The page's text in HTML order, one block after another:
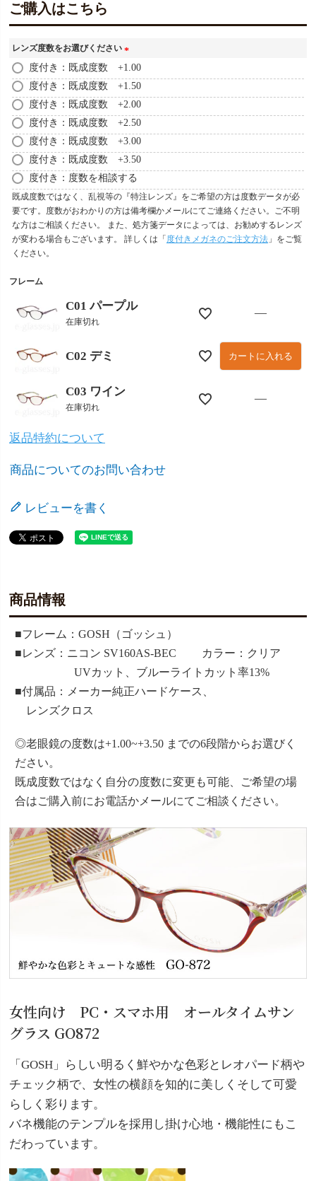
ご購入はこちら
レンズ度数をお選びください
(
必
須
)
度付き：既成度数 +1.00
度付き：既成度数 +1.50
度付き：既成度数 +2.00
度付き：既成度数 +2.50
度付き：既成度数 +3.00
度付き：既成度数 +3.50
度付き：度数を相談する
既成度数ではなく、乱視等の『特注レンズ』をご希望の方は度数データが必
要です。度数がおわかりの方は備考欄かメールにてご連絡ください。ご不明
な方はご相談ください。 また、処方箋データによっては、お勧めするレンズ
が変わる場合もございます。 詳しくは「 度付きメガネのご注文方法 」をご覧
ください。
フレーム
C01 パープル
在庫切れ
—
C02 デミ カートに入れる
C03 ワイン
在庫切れ
—
返品特約について
商品についてのお問い合わせ
レビューを書く
商品情報
■フレーム：GOSH（ゴッシュ）
■レンズ：ニコン SV160AS-BEC カラー：クリア
UVカット、ブルーライトカット率13%
■付属品：メーカー純正ハードケース、
レンズクロス
◎老眼鏡の度数は+1.00~+3.50 までの6段階からお選びく
ださい。
既成度数ではなく自分の度数に変更も可能、ご希望の場
合はご購入前にお電話かメールにてご相談ください。
女性向け PC・スマホ用 オールタイムサン
グラス GO872
「GOSH」らしい明るく鮮やかな色彩とレオパード柄や
チェック柄で、女性の横顔を知的に美しくそして可愛
らしく彩ります。
バネ機能のテンプルを採用し掛け心地・機能性にもこ
だわっています。